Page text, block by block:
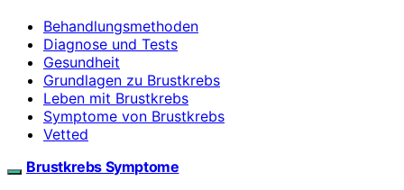
Behandlungsmethoden
Diagnose und Tests
Gesundheit
Grundlagen zu Brustkrebs
Leben mit Brustkrebs
Symptome von Brustkrebs
Vetted
Brustkrebs Symptome